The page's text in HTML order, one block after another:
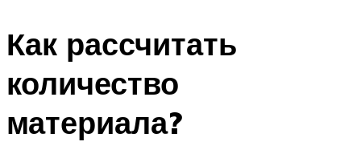
Как рассчитать
количество
материала?